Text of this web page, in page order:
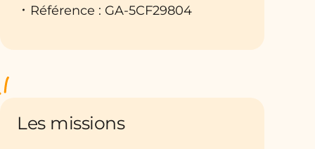
Référence : GA-5CF29804
Les missions